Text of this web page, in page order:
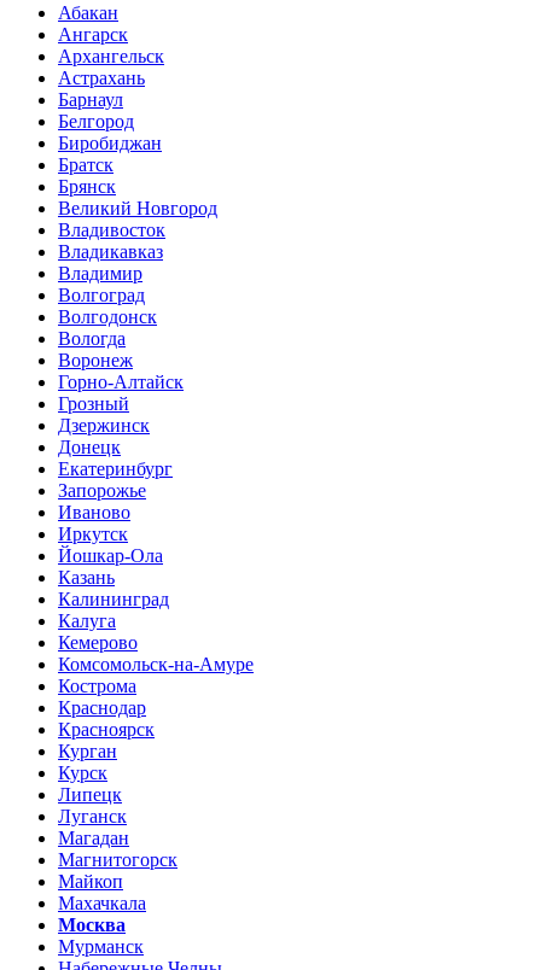
Абакан
Ангарск
Архангельск
Астрахань
Барнаул
Белгород
Биробиджан
Братск
Брянск
Великий Новгород
Владивосток
Владикавказ
Владимир
Волгоград
Волгодонск
Вологда
Воронеж
Горно-Алтайск
Грозный
Дзержинск
Донецк
Екатеринбург
Запорожье
Иваново
Иркутск
Йошкар-Ола
Казань
Калининград
Калуга
Кемерово
Комсомольск-на-Амуре
Кострома
Краснодар
Красноярск
Курган
Курск
Липецк
Луганск
Магадан
Магнитогорск
Майкоп
Махачкала
Москва
Мурманск